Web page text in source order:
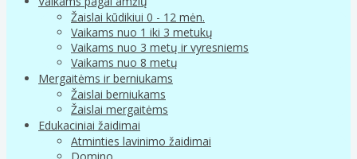
Žaislai kūdikiui 0 - 12 mėn.
Vaikams nuo 1 iki 3 metukų
Vaikams nuo 3 metų ir vyresniems
Vaikams nuo 8 metų
Mergaitėms ir berniukams
Žaislai berniukams
Žaislai mergaitėms
Edukaciniai žaidimai
Atminties lavinimo žaidimai
Domino